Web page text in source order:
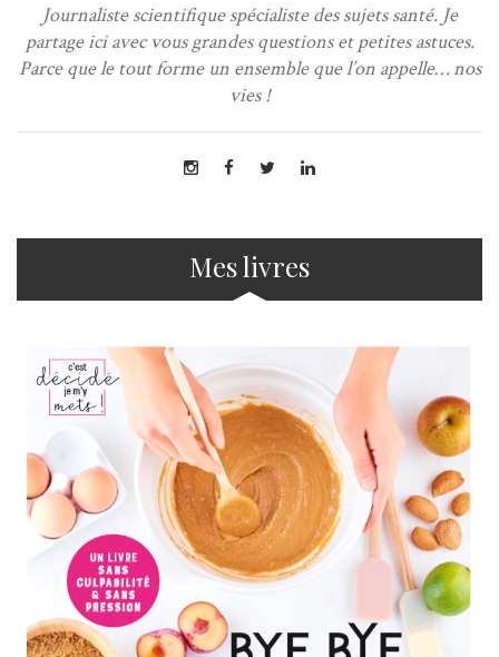
Journaliste scientifique spécialiste des sujets santé. Je
partage ici avec vous grandes questions et petites astuces.
Parce que le tout forme un ensemble que l’on appelle… nos
vies !
Mes livres